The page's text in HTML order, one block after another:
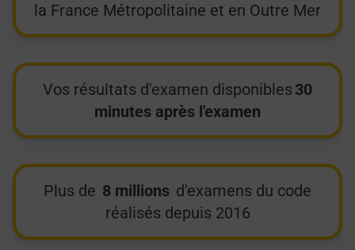
la France Métropolitaine et en Outre Mer
Vos résultats d'examen disponibles 30
minutes après l'examen
Plus de 8 millions d'examens du code
réalisés depuis 2016